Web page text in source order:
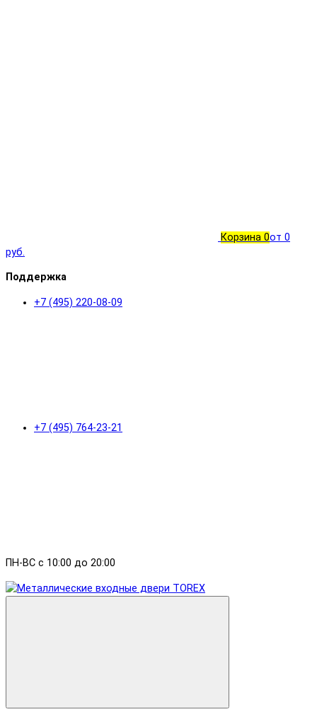
Корзина 0от 0
руб.
Поддержка
+7 (495) 220-08-09
+7 (495) 764-23-21
ПН-ВС с 10:00 до 20:00